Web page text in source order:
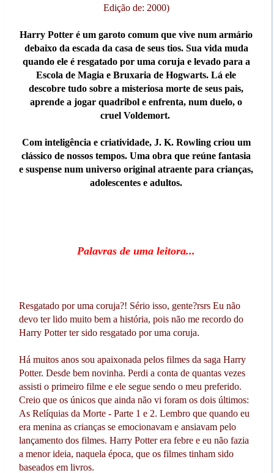
Edição de: 2000)
Harry Potter é um garoto comum que vive num armário
debaixo da escada da casa de seus tios. Sua vida muda
quando ele é resgatado por uma coruja e levado para a
Escola de Magia e Bruxaria de Hogwarts. Lá ele
descobre tudo sobre a misteriosa morte de seus pais,
aprende a jogar quadribol e enfrenta, num duelo, o
cruel Voldemort.
Com inteligência e criatividade, J. K. Rowling criou um
clássico de nossos tempos. Uma obra que reúne fantasia
e suspense num universo original atraente para crianças,
adolescentes e adultos.
Palavras de uma leitora...
Resgatado por uma coruja?! Sério isso, gente?rsrs Eu não
devo ter lido muito bem a história, pois não me recordo do
Harry Potter ter sido resgatado por uma coruja.
Há muitos anos sou apaixonada pelos filmes da saga Harry
Potter. Desde bem novinha. Perdi a conta de quantas vezes
assisti o primeiro filme e ele segue sendo o meu preferido.
Creio que os únicos que ainda não vi foram os dois últimos:
As Relíquias da Morte - Parte 1 e 2. Lembro que quando eu
era menina as crianças se emocionavam e ansiavam pelo
lançamento dos filmes. Harry Potter era febre e eu não fazia
a menor ideia, naquela época, que os filmes tinham sido
baseados em livros.